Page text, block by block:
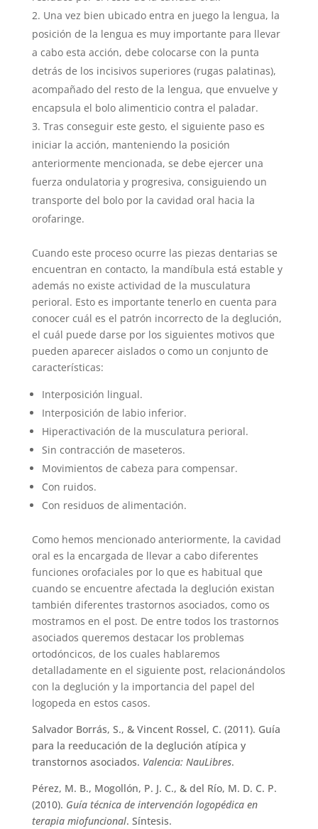
Una vez bien ubicado entra en juego la lengua, la
posición de la lengua es muy importante para llevar
a cabo esta acción, debe colocarse con la punta
detrás de los incisivos superiores (rugas palatinas),
acompañado del resto de la lengua, que envuelve y
encapsula el bolo alimenticio contra el paladar.
Tras conseguir este gesto, el siguiente paso es
iniciar la acción, manteniendo la posición
anteriormente mencionada, se debe ejercer una
fuerza ondulatoria y progresiva, consiguiendo un
transporte del bolo por la cavidad oral hacia la
orofaringe.
Cuando este proceso ocurre las piezas dentarias se
encuentran en contacto, la mandíbula está estable y
además no existe actividad de la musculatura
perioral. Esto es importante tenerlo en cuenta para
conocer cuál es el patrón incorrecto de la deglución,
el cuál puede darse por los siguientes motivos que
pueden aparecer aislados o como un conjunto de
características:
Interposición lingual.
Interposición de labio inferior.
Hiperactivación de la musculatura perioral.
Sin contracción de maseteros.
Movimientos de cabeza para compensar.
Con ruidos.
Con residuos de alimentación.
Como hemos mencionado anteriormente, la cavidad
oral es la encargada de llevar a cabo diferentes
funciones orofaciales por lo que es habitual que
cuando se encuentre afectada la deglución existan
también diferentes trastornos asociados, como os
mostramos en el post. De entre todos los trastornos
asociados queremos destacar los problemas
ortodóncicos, de los cuales hablaremos
detalladamente en el siguiente post, relacionándolos
con la deglución y la importancia del papel del
logopeda en estos casos.
Salvador Borrás, S., & Vincent Rossel, C. (2011). Guía
para la reeducación de la deglución atípica y
transtornos asociados. Valencia: NauLibres.
Pérez, M. B., Mogollón, P. J. C., & del Río, M. D. C. P.
(2010). Guía técnica de intervención logopédica en
terapia miofuncional. Síntesis.